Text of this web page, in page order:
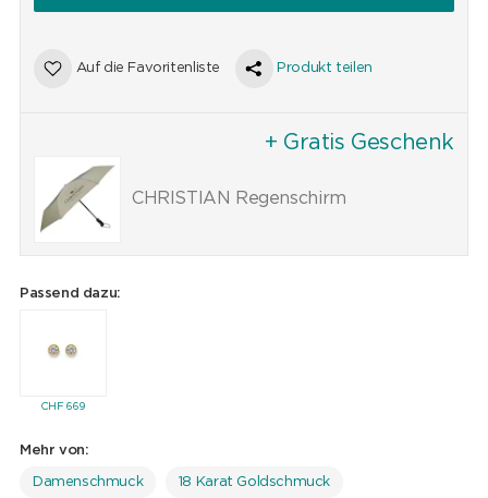
Auf die Favoritenliste Produkt teilen
+ Gratis Geschenk
CHRISTIAN Regenschirm
Passend dazu:
CHF669
Mehr von:
Damenschmuck 18 Karat Goldschmuck